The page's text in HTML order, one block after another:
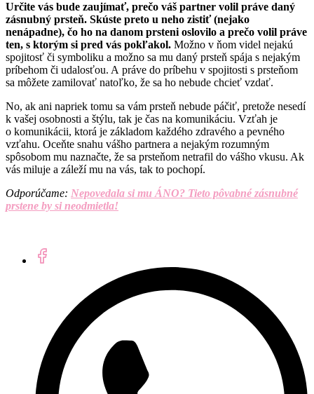
Určite vás bude zaujímať, prečo váš partner volil práve daný
zásnubný prsteň. Skúste preto u neho zistiť (nejako
nenápadne), čo ho na danom prsteni oslovilo a prečo volil práve
ten, s ktorým si pred vás pokľakol. Možno v ňom videl nejakú
spojitosť či symboliku a možno sa mu daný prsteň spája s nejakým
príbehom či udalosťou. A práve do príbehu v spojitosti s prsteňom
sa môžete zamilovať natoľko, že sa ho nebude chcieť vzdať.
No, ak ani napriek tomu sa vám prsteň nebude páčiť, pretože nesedí
k vašej osobnosti a štýlu, tak je čas na komunikáciu. Vzťah je
o komunikácii, ktorá je základom každého zdravého a pevného
vzťahu. Oceňte snahu vášho partnera a nejakým rozumným
spôsobom mu naznačte, že sa prsteňom netrafil do vášho vkusu. Ak
vás miluje a záleží mu na vás, tak to pochopí.
Odporúčame: Nepovedala si mu ÁNO? Tieto pôvabné zásnubné
prstene by si neodmietla!